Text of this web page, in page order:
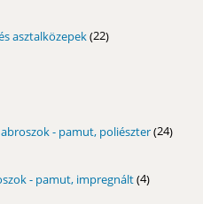
asztalközepek 22
termék
- pamut, poliészter 24
- pamut, impregnált 4
termék